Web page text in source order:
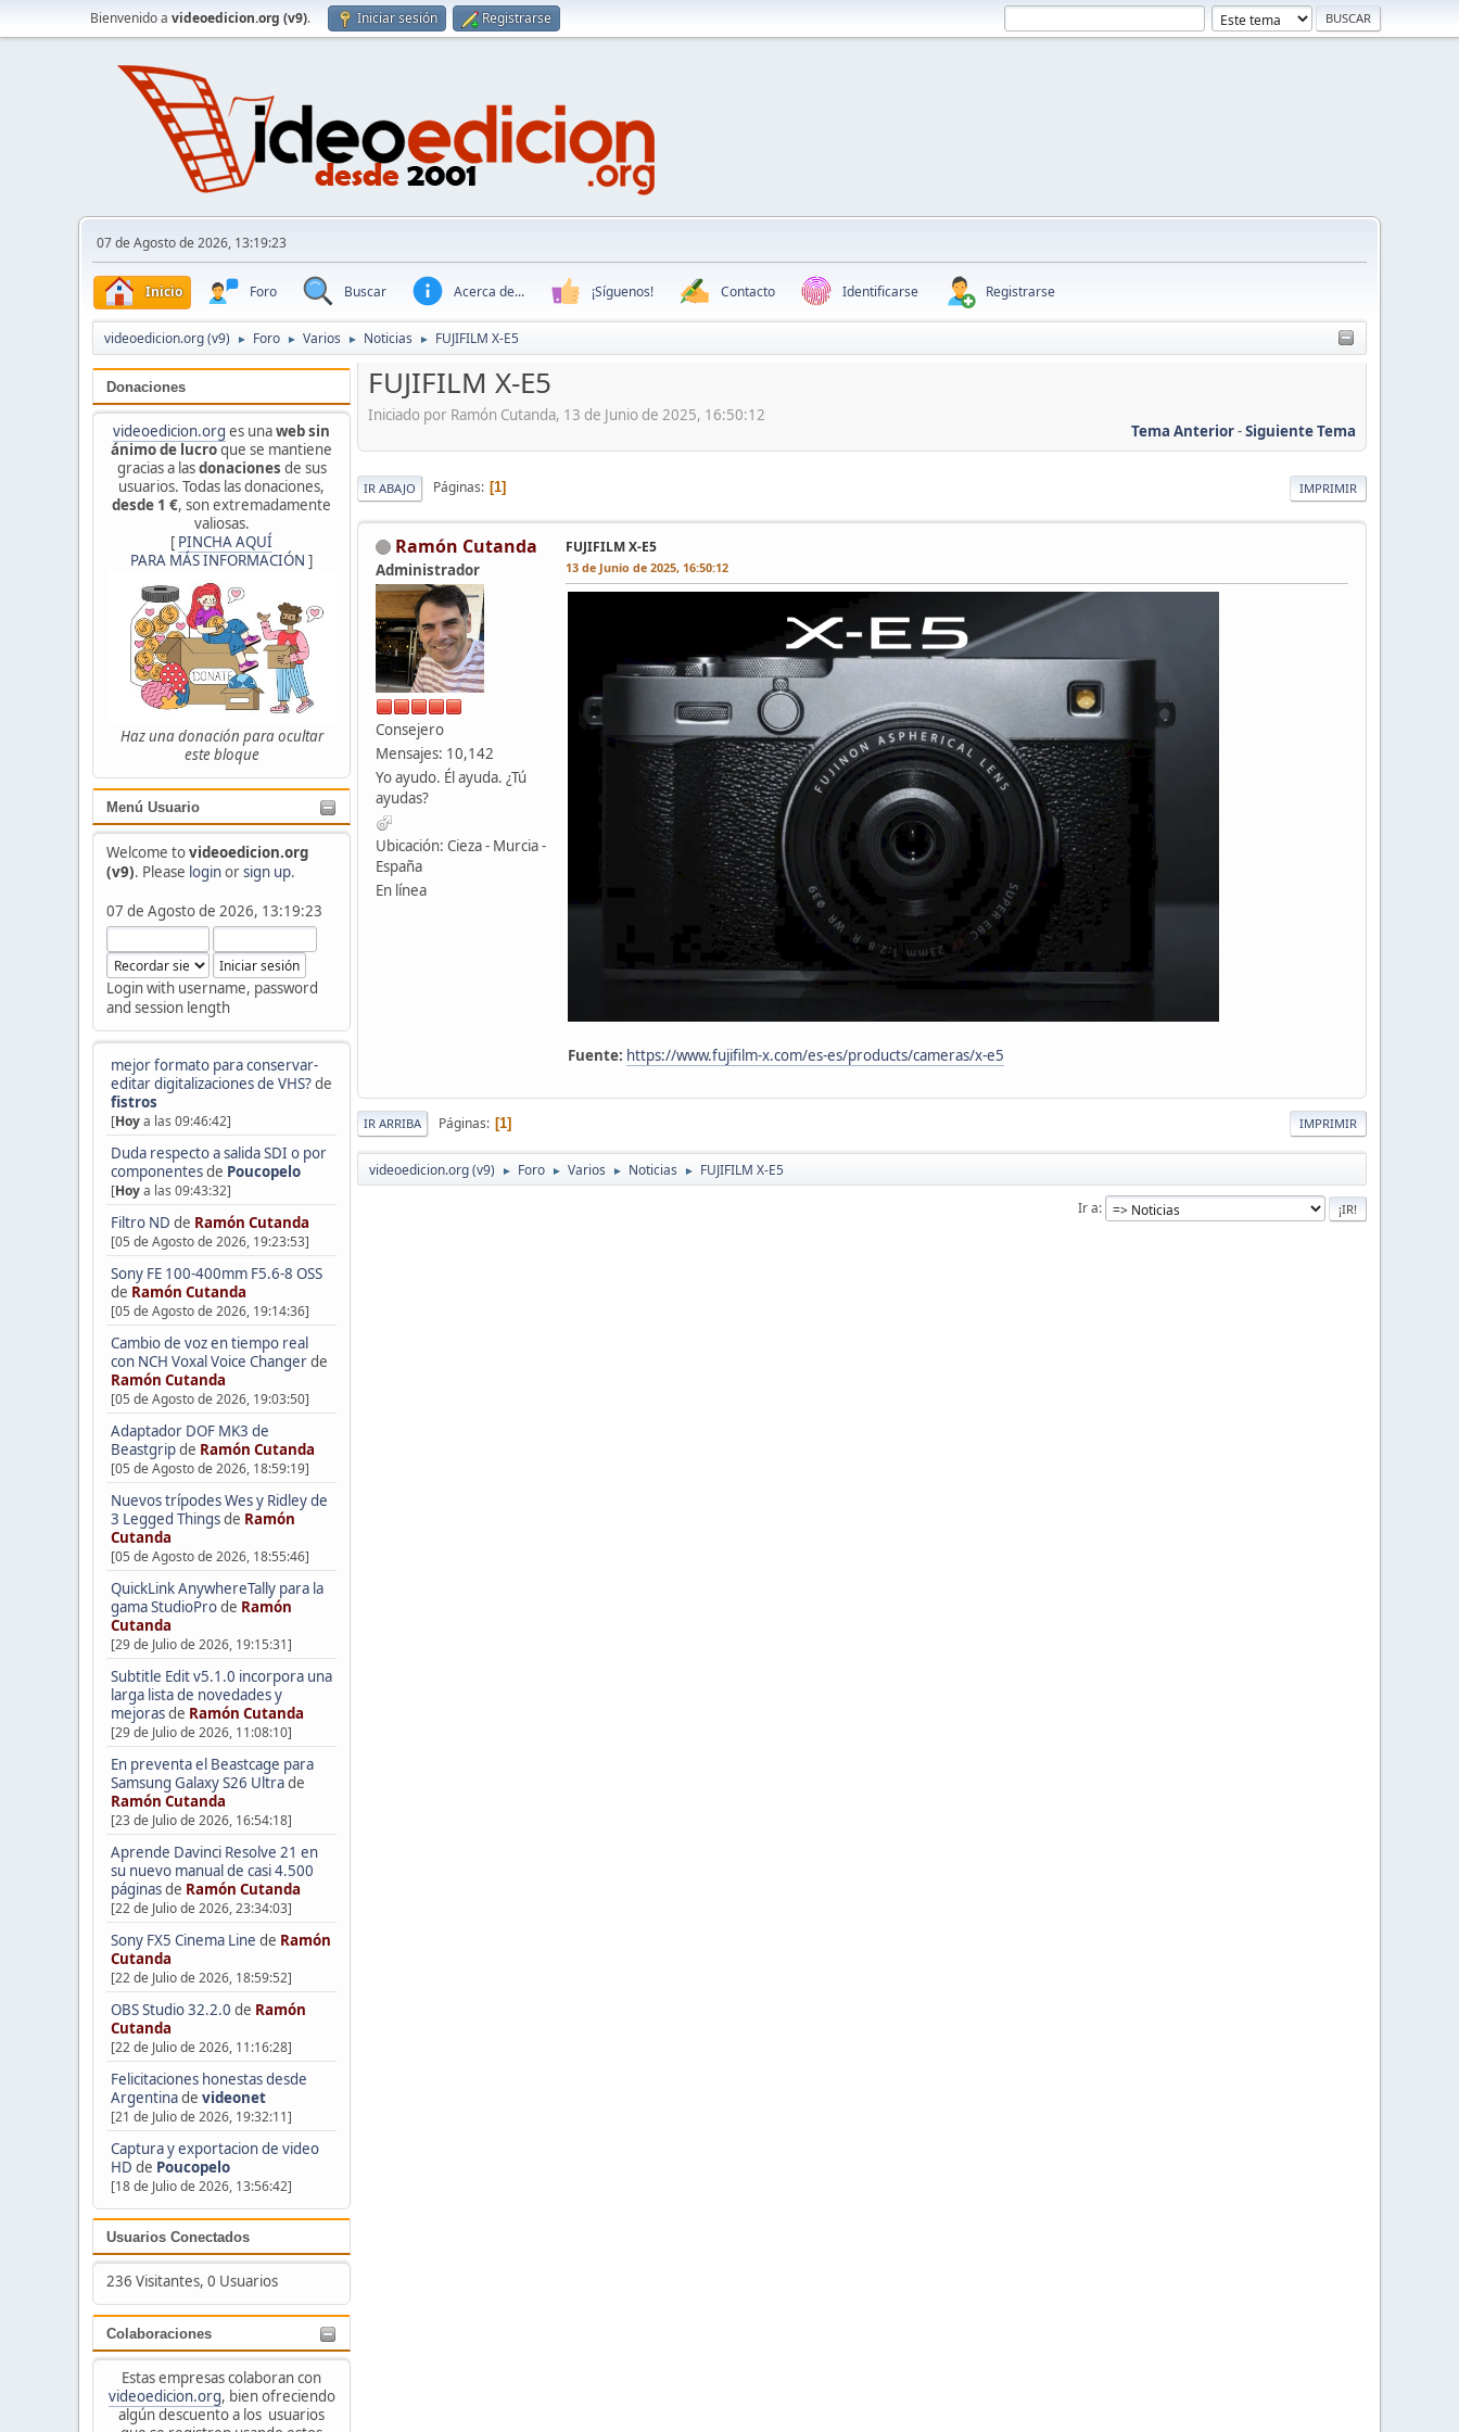
Bienvenido a videoedicion.org (v9). Iniciar sesión Registrarse
07 de Agosto de 2026, 13:19:23
Inicio Foro Buscar Acerca de... ¡Síguenos! Contacto Identificarse Registrarse
videoedicion.org (v9) ► Foro ► Varios ► Noticias ► FUJIFILM X-E5
Donaciones
videoedicion.org es unaweb sin
ánimo de lucroque se mantiene
gracias a lasdonaciones de sus
usuarios. Todas las donaciones,
desde 1 €, son extremadamente
valiosas.
[ PINCHA AQUÍ
PARA MÁS INFORMACIÓN ]
Haz una donación para ocultar
este bloque
Menú Usuario
Welcome tovideoedicion.org
(v9). Please loginorsign up.
07 de Agosto de 2026, 13:19:23
Login with username, password
and session length
mejor formato para conservar-
editar digitalizaciones de VHS?de
fistros
[Hoya las 09:46:42]
Duda respecto a salida SDI o por
componentesde Poucopelo
[Hoya las 09:43:32]
Filtro ND de Ramón Cutanda
[05 de Agosto de 2026, 19:23:53]
Sony FE 100-400mm F5.6-8 OSS
de Ramón Cutanda
[05 de Agosto de 2026, 19:14:36]
Cambio de voz en tiempo real
con NCH Voxal Voice Changerde
Ramón Cutanda
[05 de Agosto de 2026, 19:03:50]
Adaptador DOF MK3 de
Beastgripde Ramón Cutanda
[05 de Agosto de 2026, 18:59:19]
Nuevos trípodes Wes y Ridley de
3 Legged Thingsde Ramón
Cutanda
[05 de Agosto de 2026, 18:55:46]
QuickLink AnywhereTally para la
gama StudioProde Ramón
Cutanda
[29 de Julio de 2026, 19:15:31]
Subtitle Edit v5.1.0 incorpora una
larga lista de novedades y
mejorasde Ramón Cutanda
[29 de Julio de 2026, 11:08:10]
En preventa el Beastcage para
Samsung Galaxy S26 Ultrade
Ramón Cutanda
[23 de Julio de 2026, 16:54:18]
Aprende Davinci Resolve 21 en
su nuevo manual de casi 4.500
páginasde Ramón Cutanda
[22 de Julio de 2026, 23:34:03]
Sony FX5 Cinema Line de Ramón
Cutanda
[22 de Julio de 2026, 18:59:52]
OBS Studio 32.2.0 de Ramón
Cutanda
[22 de Julio de 2026, 11:16:28]
Felicitaciones honestas desde
Argentinade videonet
[21 de Julio de 2026, 19:32:11]
Captura y exportacion de video
HD de Poucopelo
[18 de Julio de 2026, 13:56:42]
Usuarios Conectados
236 Visitantes, 0 Usuarios
Colaboraciones
Estas empresas colaboran con
videoedicion.org, bien ofreciendo
algún descuento a los usuarios
FUJIFILM X-E5
Iniciado por Ramón Cutanda, 13 de Junio de 2025, 16:50:12
Tema Anterior-Siguiente Tema
IMPRIMIR
IR ABAJO Páginas 1
Ramón Cutanda
Administrador
Consejero
Mensajes: 10,142
Yo ayudo. Él ayuda. ¿Tú
ayudas?
Ubicación: Cieza - Murcia -
España
En línea
FUJIFILM X-E5
13 de Junio de 2025, 16:50:12
Fuente: https://www.fujifilm-x.com/es-es/products/cameras/x-e5
IMPRIMIR
IR ARRIBA Páginas 1
videoedicion.org (v9) ► Foro ► Varios ► Noticias ► FUJIFILM X-E5
Ir a